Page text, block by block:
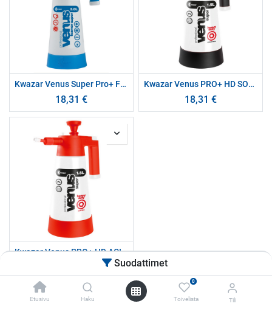
Suodattimet
Etusivu Haku
0
Toivelista Tili
Kwazar Venus Super Pro+ Foamer 2,0 l, Blue
18,31 €
Kwazar Venus PRO+ HD SOLVENT 1,5 l, Black
18,31 €
Kwazar Venus PRO+ HD ACID 1,5 l, Red